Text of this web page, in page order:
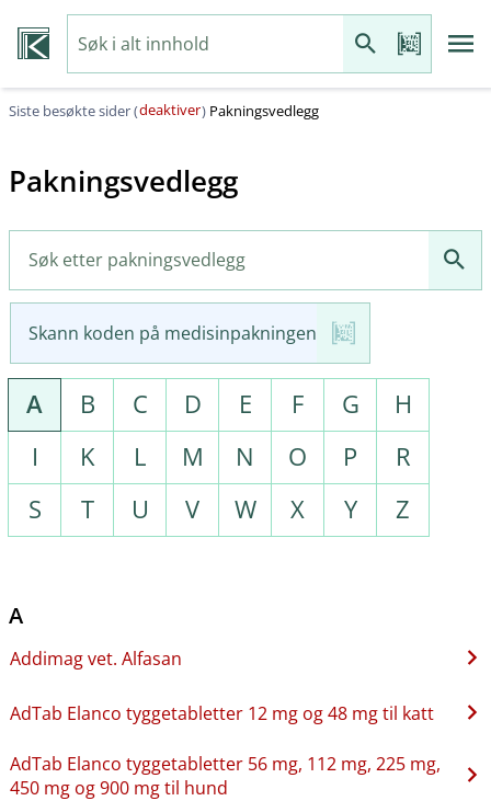
Siste besøkte sider (deaktiver) Pakningsvedlegg
Pakningsvedlegg
Skann koden på medisinpakningen
A B C D E F G
H
I
K L M N O P
R
S
T U V W X Y Z
A
Addimag vet. Alfasan
AdTab Elanco tyggetabletter 12 mg og 48 mg til katt
AdTab Elanco tyggetabletter 56 mg, 112 mg, 225 mg,
450 mg og 900 mg til hund